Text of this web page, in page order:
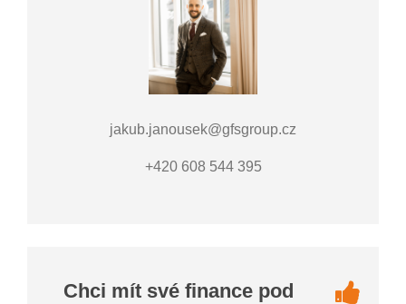
jakub.janousek@gfsgroup.cz
+420 608 544 395
Chci mít své finance pod